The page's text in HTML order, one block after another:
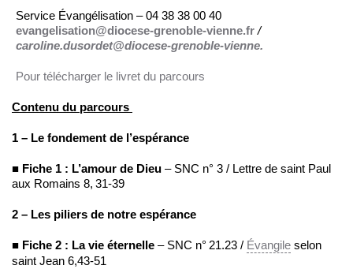
Service Évangélisation – 04 38 38 00 40
evangelisation@diocese-grenoble-vienne.fr/
caroline.dusordet@diocese-grenoble-vienne.
Pour télécharger le livret du parcours
Contenu du parcours
1 – Le fondement de l’espérance
■ Fiche 1 : L’amour de Dieu – SNC n° 3 / Lettre de saint Paul
aux Romains 8, 31-39
2 – Les piliers de notre espérance
■ Fiche 2 : La vie éternelle – SNC n° 21.23 / Évangile selon
saint Jean 6,43-51